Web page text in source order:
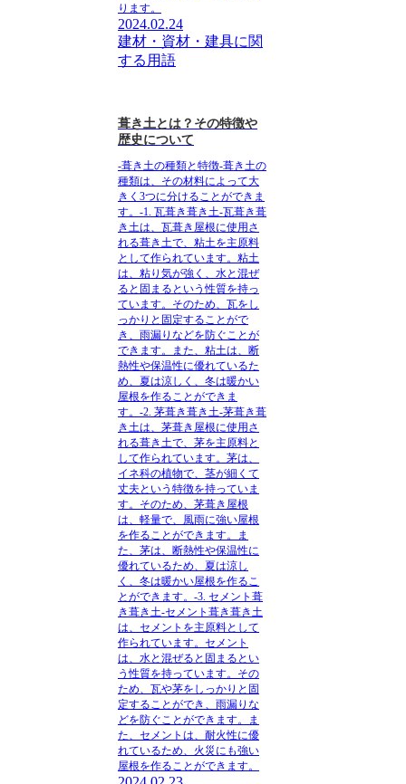
ります。
2024.02.24
建材・資材・建具に関
する用語
葺き土とは？その特徴や
歴史について
-葺き土の種類と特徴-葺き土の
種類は、その材料によって大
きく3つに分けることができま
す。-1. 瓦葺き葺き土-瓦葺き葺
き土は、瓦葺き屋根に使用さ
れる葺き土で、粘土を主原料
として作られています。粘土
は、粘り気が強く、水と混ぜ
ると固まるという性質を持っ
ています。そのため、瓦をし
っかりと固定することがで
き、雨漏りなどを防ぐことが
できます。また、粘土は、断
熱性や保温性に優れているた
め、夏は涼しく、冬は暖かい
屋根を作ることができま
す。-2. 茅葺き葺き土-茅葺き葺
き土は、茅葺き屋根に使用さ
れる葺き土で、茅を主原料と
して作られています。茅は、
イネ科の植物で、茎が細くて
丈夫という特徴を持っていま
す。そのため、茅葺き屋根
は、軽量で、風雨に強い屋根
を作ることができます。ま
た、茅は、断熱性や保温性に
優れているため、夏は涼し
く、冬は暖かい屋根を作るこ
とができます。-3. セメント葺
き葺き土-セメント葺き葺き土
は、セメントを主原料として
作られています。セメント
は、水と混ぜると固まるとい
う性質を持っています。その
ため、瓦や茅をしっかりと固
定することができ、雨漏りな
どを防ぐことができます。ま
た、セメントは、耐火性に優
れているため、火災にも強い
屋根を作ることができます。